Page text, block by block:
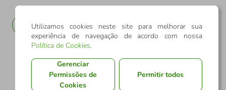
EN
Utilizamos cookies neste site para melhorar sua
experiência de navegação de acordo com nossa
Política de Cookies.
Gerenciar
Permissões de
Cookies
Permitir todos